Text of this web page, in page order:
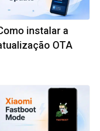
instalar a
OTA